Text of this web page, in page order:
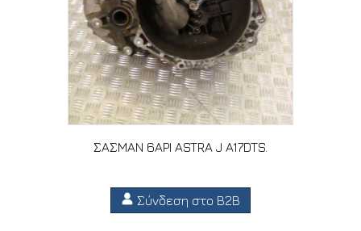
ΣΑΣΜΑΝ 6ΑΡΙ ASTRA J A17DTS.
Σύνδεση στο B2B